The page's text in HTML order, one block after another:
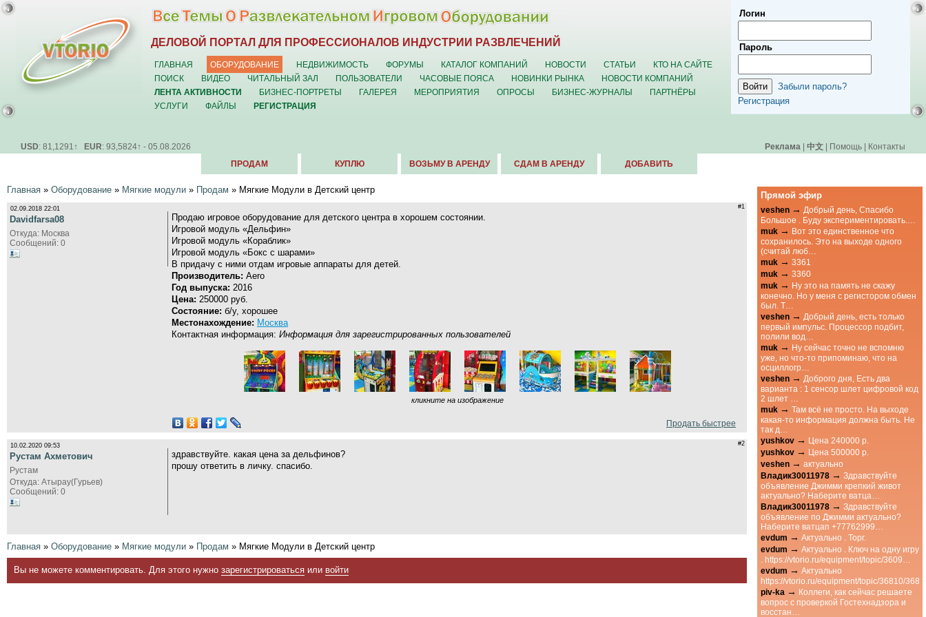
Логин
Пароль
Забыли пароль?
Регистрация
ДЕЛОВОЙ ПОРТАЛ ДЛЯ ПРОФЕССИОНАЛОВ ИНДУСТРИИ РАЗВЛЕЧЕНИЙ
ГЛАВНАЯ ОБОРУДОВАНИЕ НЕДВИЖИМОСТЬ ФОРУМЫ КАТАЛОГ КОМПАНИЙ НОВОСТИ СТАТЬИ
КТО НА САЙТЕ
ПОИСК
ВИДЕО ЧИТАЛЬНЫЙ ЗАЛ ПОЛЬЗОВАТЕЛИ ЧАСОВЫЕ ПОЯСА НОВИНКИ РЫНКА
НОВОСТИ КОМПАНИЙ
ЛЕНТА АКТИВНОСТИ
БИЗНЕС-ПОРТРЕТЫ ГАЛЕРЕЯ МЕРОПРИЯТИЯ ОПРОСЫ БИЗНЕС-ЖУРНАЛЫ
ПАРТНЁРЫ
УСЛУГИ
ФАЙЛЫ РЕГИСТРАЦИЯ
Реклама | 中文 | Помощь | Контакты
USD: 81,1291↑ EUR: 93,5824↑ - 05.08.2026
ПРОДАМ КУПЛЮ ВОЗЬМУ В АРЕНДУ СДАМ В АРЕНДУ ДОБАВИТЬ
Главная » Оборудование » Мягкие модули » Продам » Мягкие Модули в Детский центр
#1
02.09.2018 22:01
Davidfarsa08
Откуда: Москва
Сообщений: 0
Продаю игровое оборудование для детского центра в хорошем состоянии.
Игровой модуль «Дельфин»
Игровой модуль «Кораблик»
Игровой модуль «Бокс с шарами»
В придачу с ними отдам игровые аппараты для детей.
Производитель: Aero
Год выпуска: 2016
Цена: 250000 руб.
Состояние: б/у, хорошее
Местонахождение: Москва
Контактная информация: Информация для зарегистрированных пользователей
кликните на изображение
Продать быстрее
#2
10.02.2020 09:53
Рустам Ахметович
Рустам
Откуда: Атырау(Гурьев)
Сообщений: 0
здравствуйте. какая цена за дельфинов?
прошу ответить в личку. спасибо.
Главная » Оборудование » Мягкие модули » Продам » Мягкие Модули в Детский центр
Вы не можете комментировать. Для этого нужно зарегистрироваться или войти
Прямой эфир
veshen → Добрый день, Спасибо
Большое . Буду экспериментировать.…
muk → Вот это единственное что
сохранилось. Это на выходе одного
(считай люб…
muk → 3361
muk → 3360
muk → Ну это на память не скажу
конечно. Но у меня с регистором обмен
был. Т…
veshen → Добрый день, есть только
первый импульс. Процессор подбит,
полили вод…
muk → Ну сейчас точно не вспомню
уже, но что-то припоминаю, что на
осциллогр…
veshen → Доброго дня, Есть два
варианта : 1 сенсор шлет цифровой код
2 шлет …
muk → Там всё не просто. На выходе
какая-то информация должна быть. Не
так д…
yushkov → Цена 240000 р.
yushkov → Цена 500000 р.
veshen → актуально
Владик30011978 → Здравствуйте
объявление Джимми крепкий живот
актуально? Наберите ватца…
Владик30011978 → Здравствуйте
объявление по Джимми актуально?
Наберите ватцап +77762999…
evdum → Актуально . Торг.
evdum → Актуально . Ключ на одну игру
. https://vtorio.ru/equipment/topic/3609…
evdum → Актуально
https://vtorio.ru/equipment/topic/36810/
piv-ka → Коллеги, как сейчас решаете
вопрос с проверкой Гостехнадзора и
восстан…